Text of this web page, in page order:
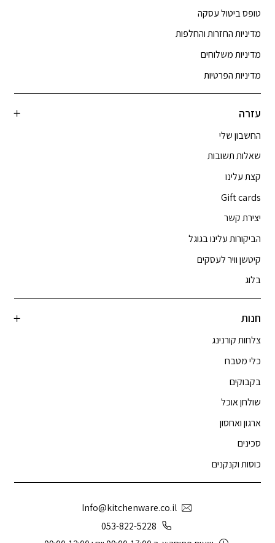
טופס ביטול עסקה
מדיניות החזרות והחלפות
מדיניות משלוחים
מדיניות הפרטיות
עזרה
החשבון שלי
שאלות תשובות
קצת עלינו
Gift cards
יצירת קשר
הביקורות עלינו בגוגל
קיטשן וויר לעסקים
בלוג
חנות
צלחות קורנינג
כלי מטבח
בקבוקים
שולחן אוכל
ארגון ואחסון
סכינים
כוסות וקנקנים
Info@kitchenware.co.il
053-822-5228